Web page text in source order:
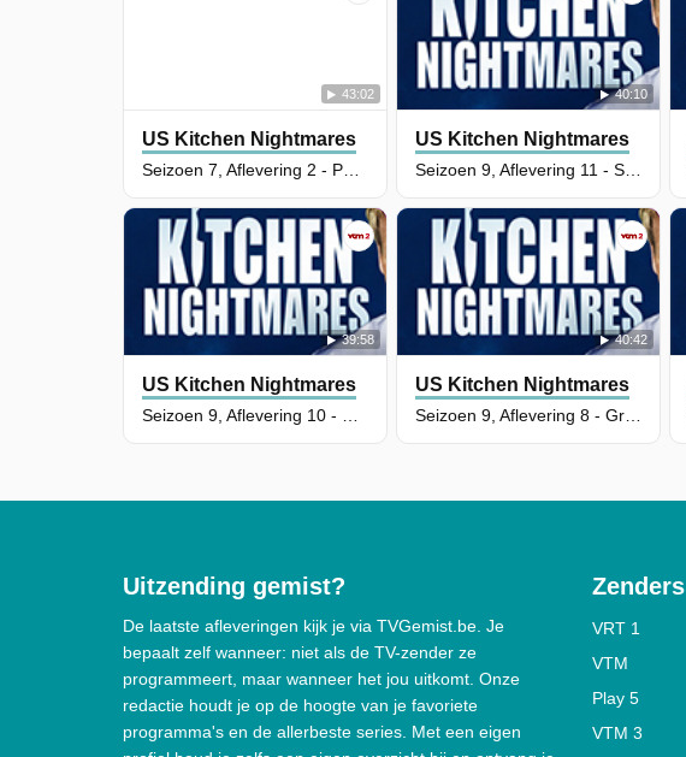
43:02
US Kitchen Nightmares
40:10
US Kitchen Nightmares
39:58
US Kitchen Nightmares
40:42
US Kitchen Nightmares
Uitzending gemist?
De laatste afleveringen kijk je via TVGemist.be. Je
bepaalt zelf wanneer: niet als de TV-zender ze
programmeert, maar wanneer het jou uitkomt. Onze
redactie houdt je op de hoogte van je favoriete
programma's en de allerbeste series. Met een eigen
Zenders
VRT 1
VTM
Play 5
VTM 3